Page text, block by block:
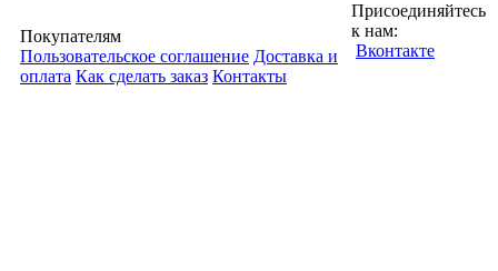
Покупателям
Пользовательское соглашение Доставка и
оплата Как сделать заказ Контакты
Присоединяйтесь
к нам:
Вконтакте